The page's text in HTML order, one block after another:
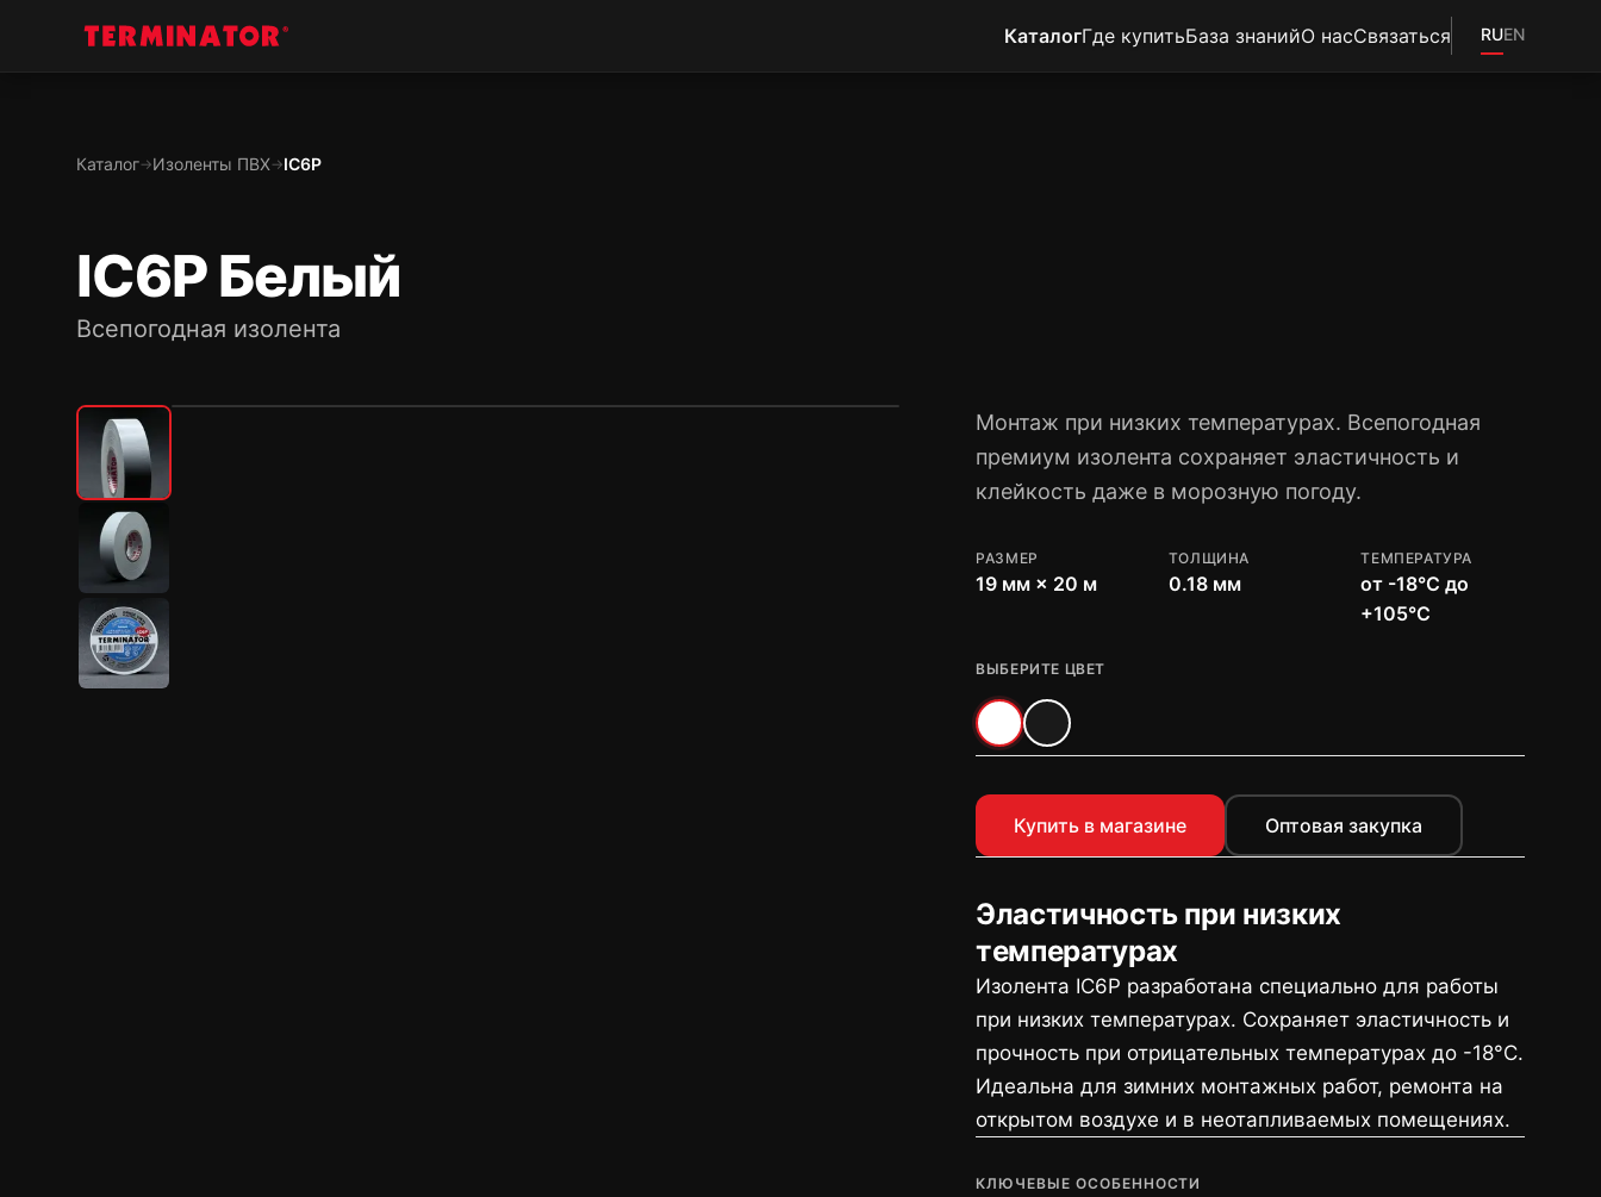
КаталогГде купитьБаза знанийО насСвязаться RUEN
Каталог→Изоленты ПВХ→IC6P
IC6P Белый
Всепогодная изолента
Монтаж при низких температурах. Всепогодная
премиум изолента сохраняет эластичность и
клейкость даже в морозную погоду.
РАЗМЕР
19 мм × 20 м
ТОЛЩИНА
0.18 мм
ТЕМПЕРАТУРА
от -18°C до
+105°C
ВЫБЕРИТЕ ЦВЕТ
Купить в магазине Оптовая закупка
Эластичность при низких
температурах
Изолента IC6P разработана специально для работы
при низких температурах. Сохраняет эластичность и
прочность при отрицательных температурах до -18°C.
Идеальна для зимних монтажных работ, ремонта на
открытом воздухе и в неотапливаемых помещениях.
КЛЮЧЕВЫЕ ОСОБЕННОСТИ